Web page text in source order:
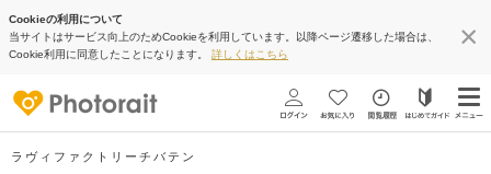
Cookieの利用について
当サイトはサービス向上のためCookieを利用しています。以降ページ遷移した場合は、
Cookie利用に同意したことになります。 詳しくはこちら
ラヴィファクトリーチバテン